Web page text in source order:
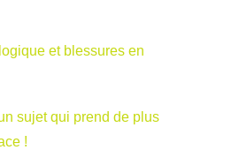
et blessures en
sujet qui prend de plus
!